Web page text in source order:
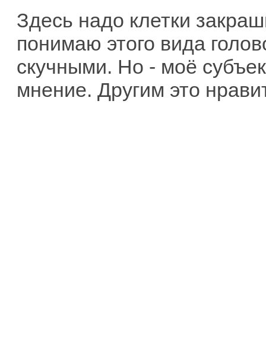
Здесь надо клетки
понимаю этого вида
скучными. Но - моё
мнение. Другим это